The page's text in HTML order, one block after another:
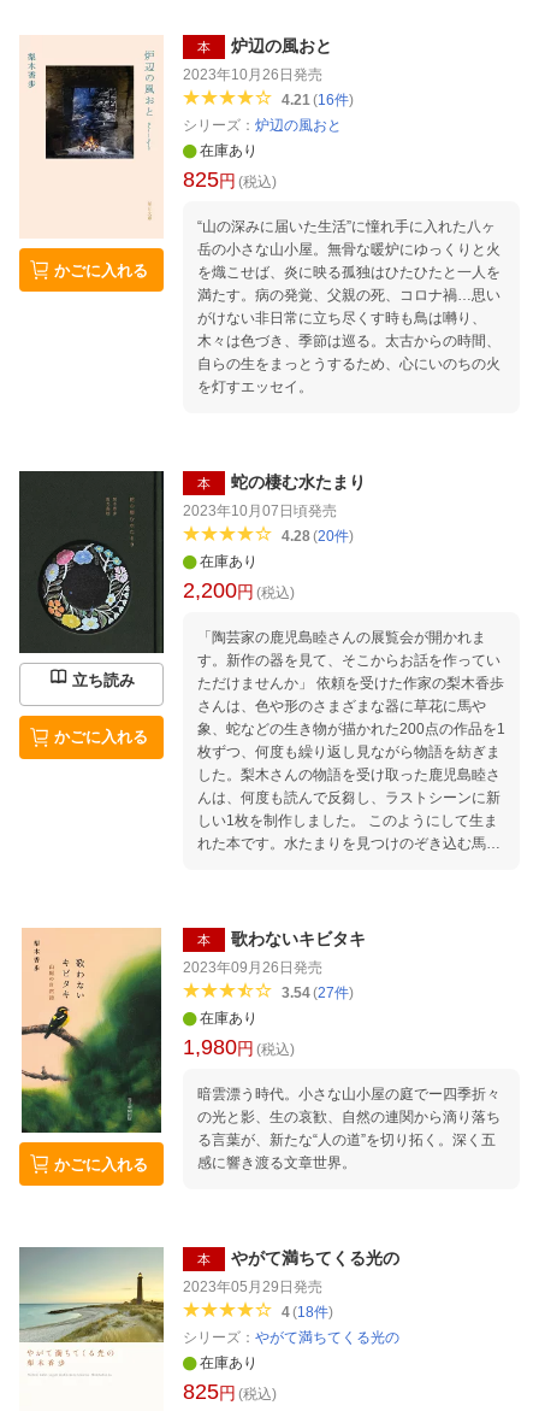
かごに入れる
本 炉辺の風おと
2023年10月26日 発売
4.21(16件)
シリーズ： 炉辺の風おと
在庫あり
825円 (税込)
“山の深みに届いた生活”に憧れ手に入れた八ヶ
岳の小さな山小屋。無骨な暖炉にゆっくりと火
を熾こせば、炎に映る孤独はひたひたと一人を
満たす。病の発覚、父親の死、コロナ禍…思い
がけない非日常に立ち尽くす時も鳥は囀り、
木々は色づき、季節は巡る。太古からの時間、
自らの生をまっとうするため、心にいのちの火
を灯すエッセイ。
立ち読み
かごに入れる
本 蛇の棲む水たまり
2023年10月07日頃発売
4.28(20件)
在庫あり
2,200円 (税込)
「陶芸家の鹿児島睦さんの展覧会が開かれま
す。新作の器を見て、そこからお話を作ってい
ただけませんか」 依頼を受けた作家の梨木香歩
さんは、色や形のさまざまな器に草花に馬や
象、蛇などの生き物が描かれた200点の作品を1
枚ずつ、何度も繰り返し見ながら物語を紡ぎま
した。梨木さんの物語を受け取った鹿児島睦さ
んは、何度も読んで反芻し、ラストシーンに新
しい1枚を制作しました。 このようにして生ま
れた本です。水たまりを見つけのぞき込む馬の
かごに入れる
本 歌わないキビタキ
2023年09月26日 発売
3.54(27件)
在庫あり
1,980円 (税込)
暗雲漂う時代。小さな山小屋の庭でー四季折々
の光と影、生の哀歓、自然の連関から滴り落ち
る言葉が、新たな“人の道”を切り拓く。深く五
感に響き渡る文章世界。
本 やがて満ちてくる光の
2023年05月29日 発売
4(18件)
シリーズ： やがて満ちてくる光の
在庫あり
825円 (税込)